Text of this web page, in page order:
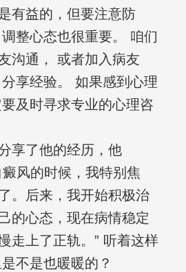
有益的，但要注意防
整心态也很重要。 咱们
沟通， 或者加入病友
享经验。 如果感到心理
及时寻求专业的心理咨
享了他的经历，他
风的时候，我特别焦
。后来，我开始积极治
的心态，现在病情稳定
走上了正轨。” 听着这样
不是也暖暖的？